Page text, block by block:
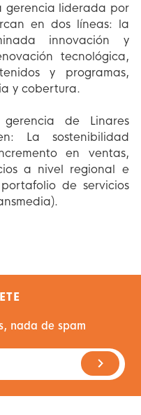
gerencia liderada por
en dos líneas: la
innovación y
tecnológica,
y programas,
y cobertura.
de Linares
La sostenibilidad
en ventas,
a nivel regional e
de servicios
nada de spam